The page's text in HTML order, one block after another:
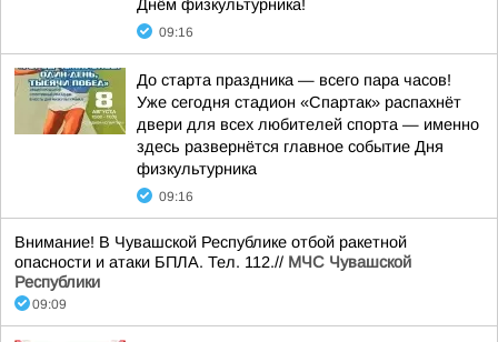
Днём физкультурника!
09:16
До старта праздника — всего пара часов!
Уже сегодня стадион «Спартак» распахнёт
двери для всех любителей спорта — именно
здесь развернётся главное событие Дня
физкультурника
09:16
Внимание! В Чувашской Республике отбой ракетной
опасности и атаки БПЛА. Тел. 112.// МЧС Чувашской
Республики
09:09